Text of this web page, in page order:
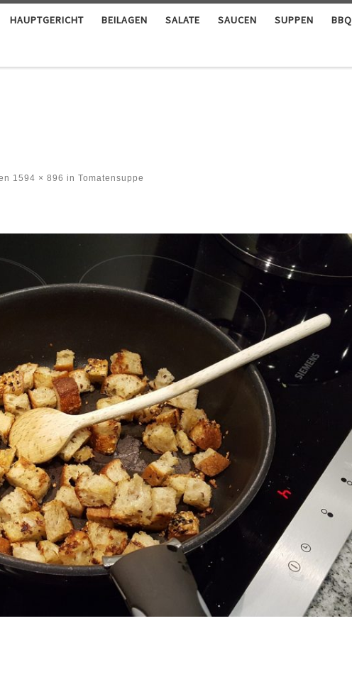
HAUPTGERICHT BEILAGEN SALATE SAUCEN SUPPEN BBQ
1594 × 896 in Tomatensuppe